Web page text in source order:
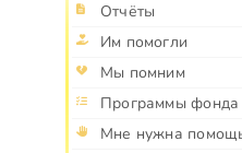
Отчёты
Им помогли
Мы помним
Программы фонда
Мне нужна